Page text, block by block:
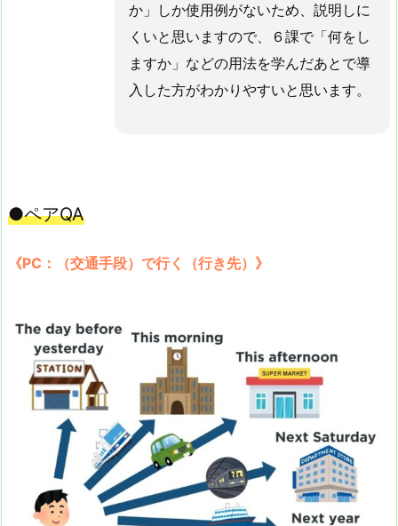
か」しか使用例がないため、説明しに
くいと思いますので、６課で「何をし
ますか」などの用法を学んだあとで導
入した方がわかりやすいと思います。
●ペアQA
《PC：（交通手段）で行く（行き先）》